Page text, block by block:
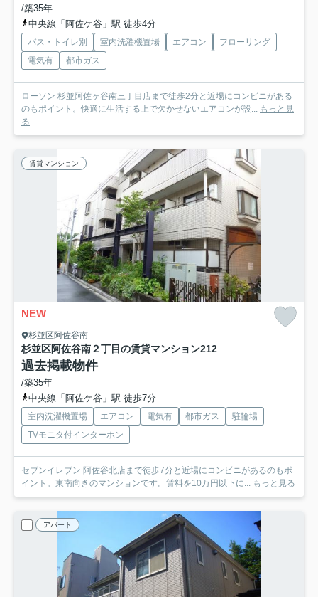
/築35年
中央線「阿佐ケ谷」駅 徒歩4分
バス・トイレ別 室内洗濯機置場 エアコン
フローリング
電気有
都市ガス
ローソン 杉並阿佐ヶ谷南三丁目店まで徒歩2分と近場にコンビニがある
のもポイント。快適に生活する上で欠かせないエアコンが設... もっと見
る
賃貸マンション
NEW
杉並区阿佐谷南
杉並区阿佐谷南２丁目の賃貸マンション212
過去掲載物件
/築35年
中央線「阿佐ケ谷」駅 徒歩7分
室内洗濯機置場 エアコン 電気有 都市ガス
駐輪場
TVモニタ付インターホン
セブンイレブン 阿佐谷北店まで徒歩7分と近場にコンビニがあるのもポ
イント。東南向きのマンションです。賃料を10万円以下に... もっと見る
アパート